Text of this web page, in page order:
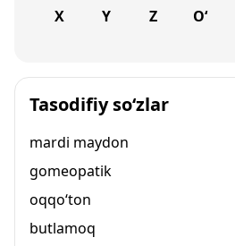
X Y Z O‘
Tasodifiy so‘zlar
mardi maydon
gomeopatik
oqqo‘ton
butlamoq